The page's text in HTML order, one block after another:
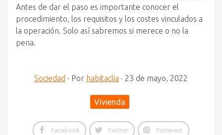
Antes de dar el paso es importante conocer el
procedimiento, los requisitos y los costes vinculados a
la operación. Solo así sabremos si merece o no la
pena.
Sociedad · Por habitaclia · 23 de mayo, 2022
Vivienda
Facebook Twitter Pinterest